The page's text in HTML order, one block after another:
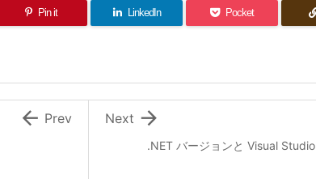
Pin it LinkedIn Pocket
.NET バージョンと Visual Studio

Next
 Prev